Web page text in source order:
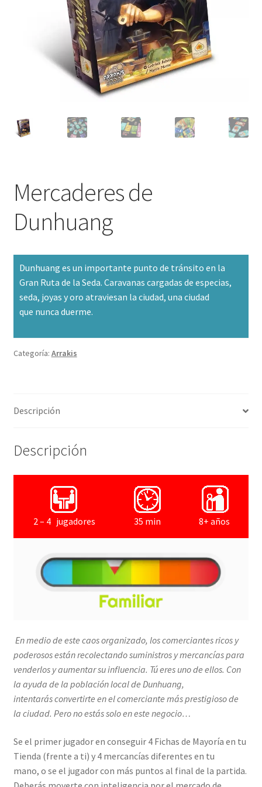
Mercaderes de
Dunhuang
Dunhuang es un importante punto de tránsito en la
Gran Ruta de la Seda. Caravanas cargadas de especias,
seda, joyas y oro atraviesan la ciudad, una ciudad
que nunca duerme.
Categoría: Arrakis
Descripción
Descripción
2 – 4 jugadores 35 min 8+ años
En medio de este caos organizado, loscomerciantes ricos y
poderosos están recolectandosuministros y mercancías para
venderlos y aumentarsu influencia. Tú eres uno de ellos. Con
la ayuda de la población local de Dunhuang,
intentarásconvertirte en el comerciante más prestigioso de
la ciudad. Pero no estás solo en este negocio…
Se el primer jugador en conseguir 4 Fichas de Mayoría en tu
Tienda (frente a ti) y 4 mercancías diferentes en tu
mano, o se el jugador con más puntos al final de la partida.